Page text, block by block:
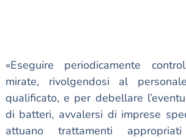
«Eseguire periodicamente
mirate, rivolgendosi al
qualificato, e per debellare
di batteri, avvalersi di imprese
attuano trattamenti